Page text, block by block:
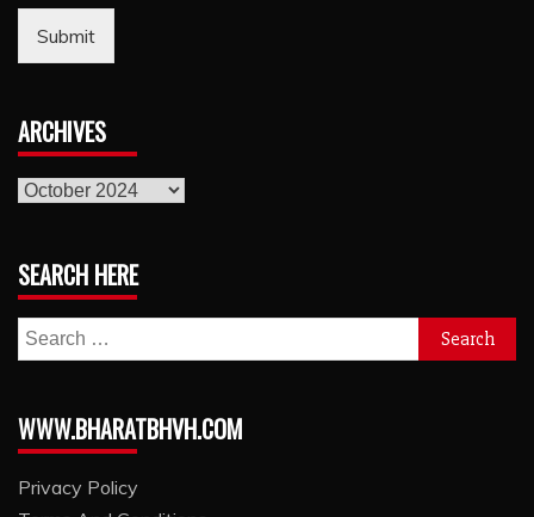
Submit
ARCHIVES
archives
SEARCH HERE
Search
for:
WWW.BHARATBHVH.COM
Privacy Policy